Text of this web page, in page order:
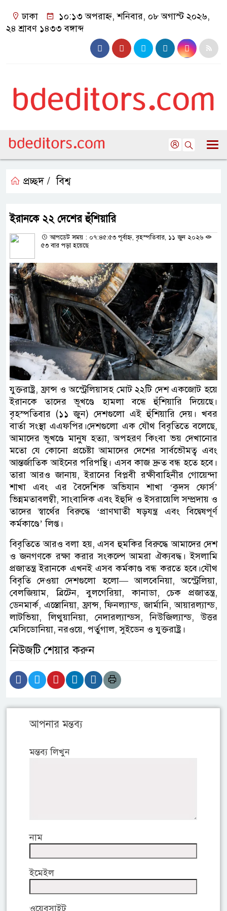
ঢাকা
১০:১৩ অপরাহ্ন, শনিবার, ০৮ অগাস্ট ২০২৬,
২৪ শ্রাবণ ১৪৩৩ বঙ্গাব্দ
প্রচ্ছদ / বিশ্ব
ইরানকে ২২ দেশের হুঁশিয়ারি
আপডেট সময় : ০৭:৪৫:৫৩ পূর্বাহ্ন, বৃহস্পতিবার, ১১ জুন ২০২৬
৫৩ বার পড়া হয়েছে
যুক্তরাষ্ট্র, ফ্রান্স ও অস্ট্রেলিয়াসহ মোট ২২টি দেশ একজোট হয়ে
ইরানকে তাদের ভূখণ্ডে হামলা বন্ধে হুঁশিয়ারি দিয়েছে।
বৃহস্পতিবার (১১ জুন) দেশগুলো এই হুঁশিয়ারি দেয়। খবর
বার্তা সংস্থা এএফপির।দেশগুলো এক যৌথ বিবৃতিতে বলেছে,
আমাদের ভূখণ্ডে মানুষ হত্যা, অপহরণ কিংবা ভয় দেখানোর
মতো যে কোনো প্রচেষ্টা আমাদের দেশের সার্বভৌমত্ব এবং
আন্তর্জাতিক আইনের পরিপন্থি। এসব কাজ দ্রুত বন্ধ হতে হবে।
তারা আরও জানায়, ইরানের বিপ্লবী রক্ষীবাহিনীর গোয়েন্দা
শাখা এবং এর বৈদেশিক অভিযান শাখা ‘কুদস ফোর্স’
ভিন্নমতাবলম্বী, সাংবাদিক এবং ইহুদি ও ইসরায়েলি সম্প্রদায় ও
তাদের স্বার্থের বিরুদ্ধে ‘প্রাণঘাতী ষড়যন্ত্র এবং বিদ্বেষপূর্ণ
কর্মকাণ্ডে’ লিপ্ত।
বিবৃতিতে আরও বলা হয়, এসব হুমকির বিরুদ্ধে আমাদের দেশ
ও জনগণকে রক্ষা করার সংকল্পে আমরা ঐক্যবদ্ধ। ইসলামি
প্রজাতন্ত্র ইরানকে এখনই এসব কর্মকাণ্ড বন্ধ করতে হবে।যৌথ
বিবৃতি দেওয়া দেশগুলো হলো— আলবেনিয়া, অস্ট্রেলিয়া,
বেলজিয়াম, ব্রিটেন, বুলগেরিয়া, কানাডা, চেক প্রজাতন্ত্র,
ডেনমার্ক, এস্তোনিয়া, ফ্রান্স, ফিনল্যান্ড, জার্মানি, আয়ারল্যান্ড,
লাটভিয়া, লিথুয়ানিয়া, নেদারল্যান্ডস, নিউজিল্যান্ড, উত্তর
মেসিডোনিয়া, নরওয়ে, পর্তুগাল, সুইডেন ও যুক্তরাষ্ট্র।
নিউজটি শেয়ার করুন
আপনার মন্তব্য
মন্তব্য লিখুন
নাম
ইমেইল
ওয়েবসাইট